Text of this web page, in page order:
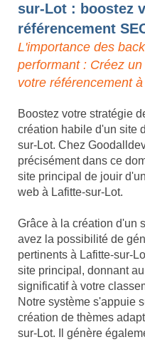
sur-Lot : boostez
référencement
L'importance des
performant : Créez
votre référencement
Boostez votre stratégie
création habile d'un site
sur-Lot. Chez
précisément dans ce
site principal de jouir
web à Lafitte-sur-Lot.
Grâce à la création d'un
avez la possibilité de
pertinents à Lafitte-sur-
site principal, donnant
significatif à votre
Notre système s'appuie
création de thèmes
sur-Lot. Il génère